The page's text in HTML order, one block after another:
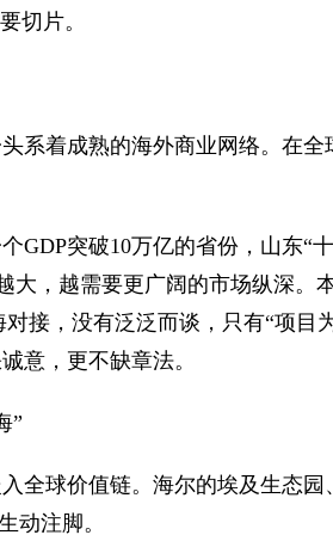
切片。
着成熟的海外商业网络。在全
突破10万亿的省份，山东“十
大，越需要更广阔的市场纵深。
接，没有泛泛而谈，只有“项目
意，更不缺章法。
”
球价值链。海尔的埃及生态园
动注脚。